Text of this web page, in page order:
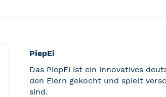
PiepEi
Das PiepEi ist ein innovatives
den Eiern gekocht und spielt
sind.